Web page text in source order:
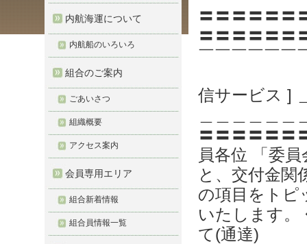
内航海運について
内航船のいろいろ
組合のご案内
ごあいさつ
組織概要
アクセス案内
会員専用エリア
組合新着情報
組合員情報一覧
〓〓〓〓〓〓
〓〓〓〓〓〓
￣￣￣￣￣￣
信サービス ]
〓〓〓〓〓〓
員各位 「委
と、交付金関
の項目をトピ
いたします
て(通達)